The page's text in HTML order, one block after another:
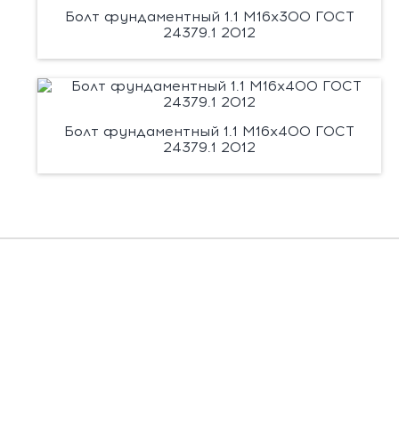
Болт фундаментный 1.1 М16х300 ГОСТ
24379.1 2012
Болт фундаментный 1.1 М16х400 ГОСТ
24379.1 2012